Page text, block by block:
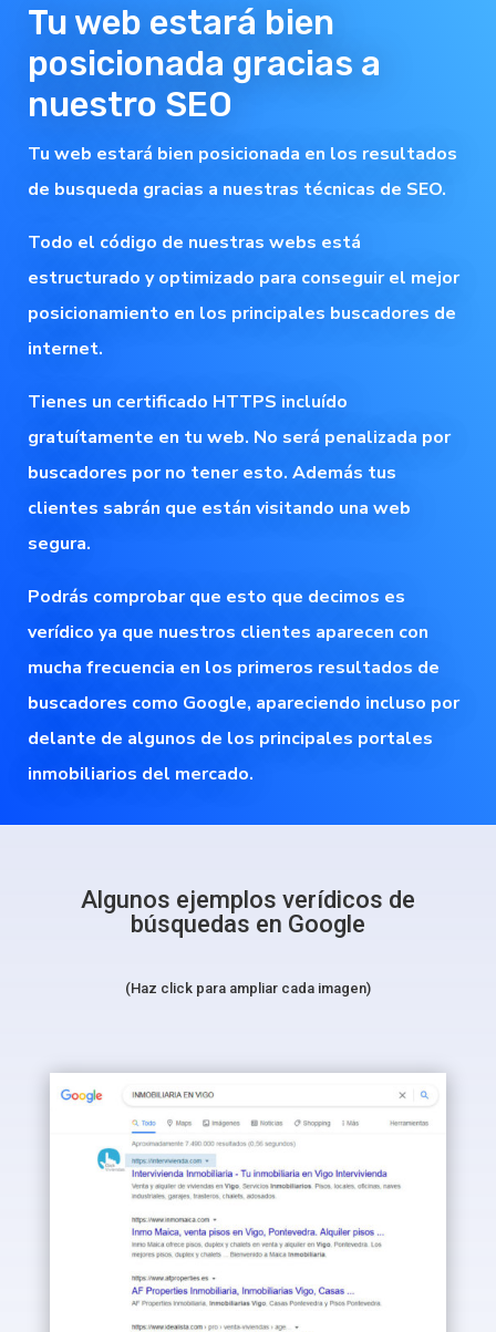
Tu web estará bien
posicionada gracias a
nuestro SEO
Tu web estará bien posicionada en los resultados
de busqueda gracias a nuestras técnicas de SEO.
Todo el código de nuestras webs está
estructurado y optimizado para conseguir el mejor
posicionamiento en los principales buscadores de
internet.
Tienes un certificado HTTPS incluído
gratuítamente en tu web. No será penalizada por
buscadores por no tener esto. Además tus
clientes sabrán que están visitando una web
segura.
Podrás comprobar que esto que decimos es
verídico ya que nuestros clientes aparecen con
mucha frecuencia en los primeros resultados de
buscadores como Google, apareciendo incluso por
delante de algunos de los principales portales
inmobiliarios del mercado.
Algunos ejemplos verídicos de
búsquedas en Google
(Haz click para ampliar cada imagen)